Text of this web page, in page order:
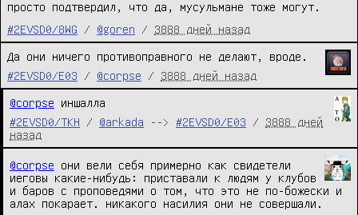
просто подтвердил, что да, мусульмане тоже могут.
#2EVSD0/8WG
/ @goren / 3888 дней назад
Да они ничего противоправного не делают, вроде.
#2EVSD0/E03
/ @corpse / 3888 дней назад
@corpse иншалла
#2EVSD0/TKH
/ @arkada --> #2EVSD0/E03 / 3888 дней
назад
@corpse они вели себя примерно как свидетели
иеговы какие-нибудь: приставали к людям у клубов
и баров с проповедями о том, что это не по-божески и
алах покарает. никакого насилия они не совершали.